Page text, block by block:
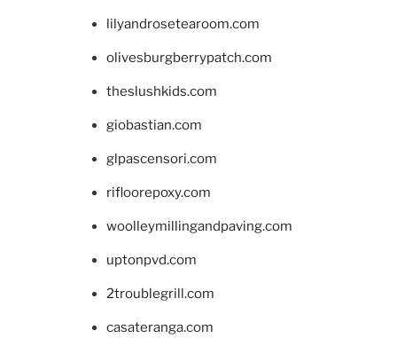
lilyandrosetearoom.com
olivesburgberrypatch.com
theslushkids.com
giobastian.com
glpascensori.com
rifloorepoxy.com
woolleymillingandpaving.com
uptonpvd.com
2troublegrill.com
casateranga.com